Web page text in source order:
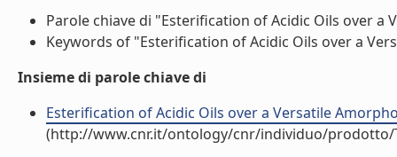
Parole chiave di "Esterification of Acidic Oils over a
Keywords of "Esterification of Acidic Oils over a
Insieme di parole chiave di
Esterification of Acidic Oils over a Versatile
(http://www.cnr.it/ontology/cnr/individuo/prodotto/